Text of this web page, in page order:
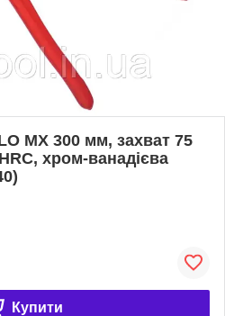
MX 300 мм, захват 75
хром-ванадієва
Купити